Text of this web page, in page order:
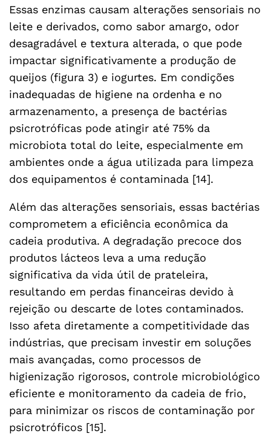
Essas enzimas causam alterações sensoriais no
leite e derivados, como sabor amargo, odor
desagradável e textura alterada, o que pode
impactar significativamente a produção de
queijos (figura 3) e iogurtes. Em condições
inadequadas de higiene na ordenha e no
armazenamento, a presença de bactérias
psicrotróficas pode atingir até 75% da
microbiota total do leite, especialmente em
ambientes onde a água utilizada para limpeza
dos equipamentos é contaminada [14].
Além das alterações sensoriais, essas bactérias
comprometem a eficiência econômica da
cadeia produtiva. A degradação precoce dos
produtos lácteos leva a uma redução
significativa da vida útil de prateleira,
resultando em perdas financeiras devido à
rejeição ou descarte de lotes contaminados.
Isso afeta diretamente a competitividade das
indústrias, que precisam investir em soluções
mais avançadas, como processos de
higienização rigorosos, controle microbiológico
eficiente e monitoramento da cadeia de frio,
para minimizar os riscos de contaminação por
psicrotróficos [15].